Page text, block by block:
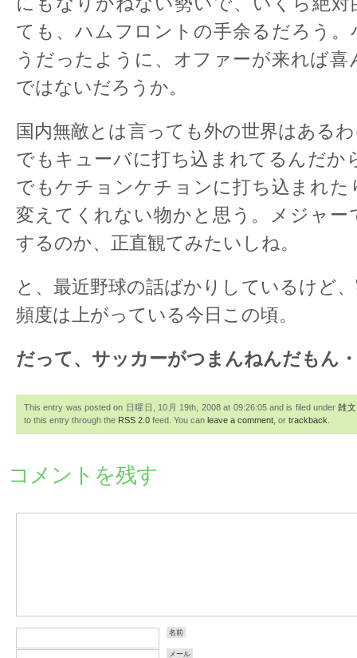
ても、ハムフロントの手余るだろう。
うだったように、オファーが来れば
ではないだろうか。
国内無敵とは言っても外の世界はある
でもキューバに打ち込まれてるんだか
でもケチョンケチョンに打ち込まれた
変えてくれない物かと思う。メジャー
するのか、正直観てみたいしね。
と、最近野球の話ばかりしているけど
頻度は上がっている今日この頃。
だって、サッカーがつまんねんだもん
This entry was posted on 日曜日, 10月 19th, 2008 at 09:26:05 and is filed under雑文
to this entry through the RSS 2.0 feed. You can leave a comment , or trackback
コメントを残す
名前
メール